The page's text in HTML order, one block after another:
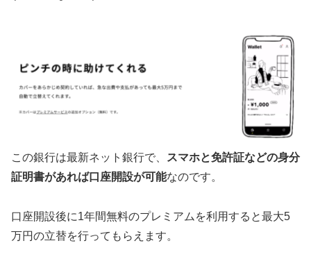
この銀行は最新ネット銀行で、
スマホと免許証などの身分
証明書があれば口座開設が可能なのです。
口座開設後に1年間無料のプレミアムを利用すると最大5
万円の立替を行ってもらえます。